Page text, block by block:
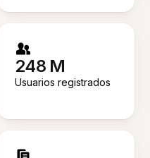
248 M
Usuarios registrados